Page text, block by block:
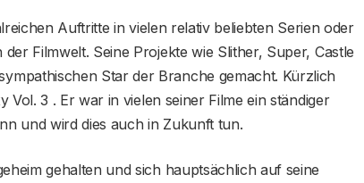
Auftritte in vielen relativ beliebten Serien oder
Filmwelt. Seine Projekte wie Slither, Super, Castle
Star der Branche gemacht. Kürzlich
Vol. 3 . Er war in vielen seiner Filme ein ständiger
und wird dies auch in Zukunft tun.
gehalten und sich hauptsächlich auf seine